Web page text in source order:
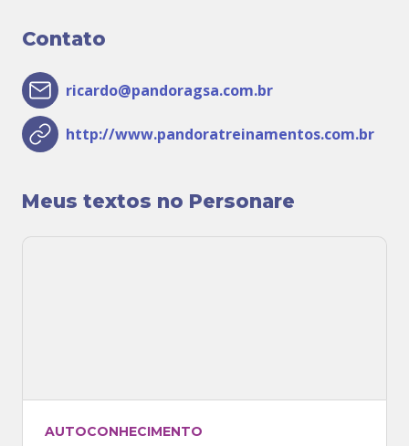
Meus textos no Personare
AUTOCONHECIMENTO
Contato
ricardo@pandoragsa.com.br
http://www.pandoratreinamentos.com.br